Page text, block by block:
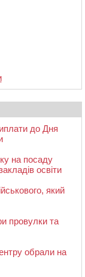
до Дня
на посаду
освіти
який
провулки та
обрали на